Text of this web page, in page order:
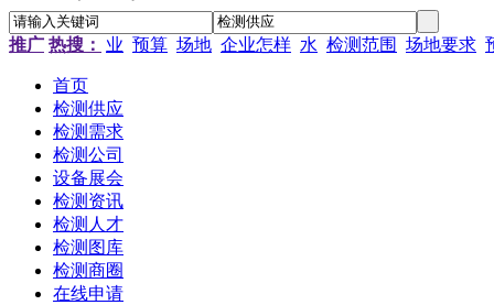
推广 热搜： 业 预算 场地 企业怎样 水 检测范围 场地要求
首页
检测供应
检测需求
检测公司
设备展会
检测资讯
检测人才
检测图库
检测商圈
在线申请